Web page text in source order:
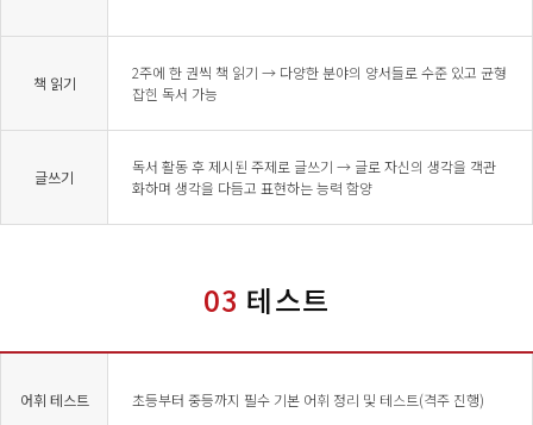
책 읽기
2주에 한 권씩 책 읽기 → 다양한 분야의 양서들로 수준 있고 균형
잡힌 독서 가능
글쓰기
독서 활동 후 제시된 주제로 글쓰기 → 글로 자신의 생각을 객관
화하며 생각을 다듬고 표현하는 능력 함양
03 테스트
어휘 테스트 초등부터 중등까지 필수 기본 어휘 정리 및 테스트(격주 진행)